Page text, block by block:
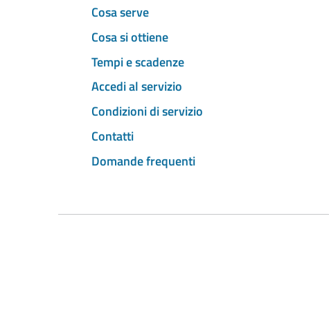
Cosa serve
Cosa si ottiene
Tempi e scadenze
Accedi al servizio
Condizioni di servizio
Contatti
Domande frequenti